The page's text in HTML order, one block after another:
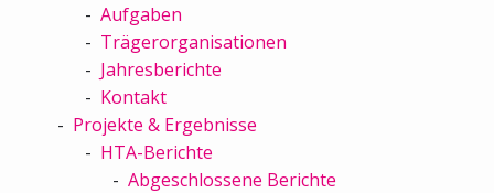
Aufgaben
Trägerorganisationen
Jahresberichte
Kontakt
Projekte & Ergebnisse
HTA-Berichte
Abgeschlossene Berichte